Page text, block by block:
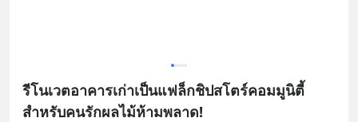
รีโนเวตอาคารเก่าเป็นแฟล็กชิปสโตร์คอมมูนิตี้
สำหรับคนรักผลไม้ห้ามพลาด!